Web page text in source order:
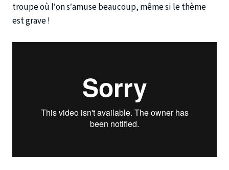
troupe où l’on s’amuse beaucoup, même si le thème
est grave !